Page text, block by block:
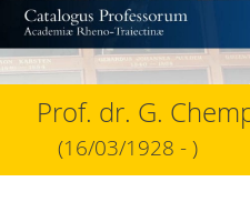
naar
het
inhoud
Prof. dr. G.
(16/03/1928 - )